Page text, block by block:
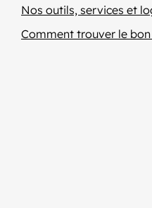
Nos outils, services et
Comment trouver le